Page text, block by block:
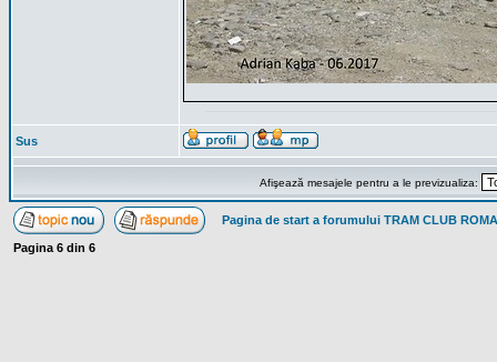
Sus
Afişează mesajele pentru a le previzualiza:
Pagina de start a forumului TRAM CLUB
Pagina 6 din 6